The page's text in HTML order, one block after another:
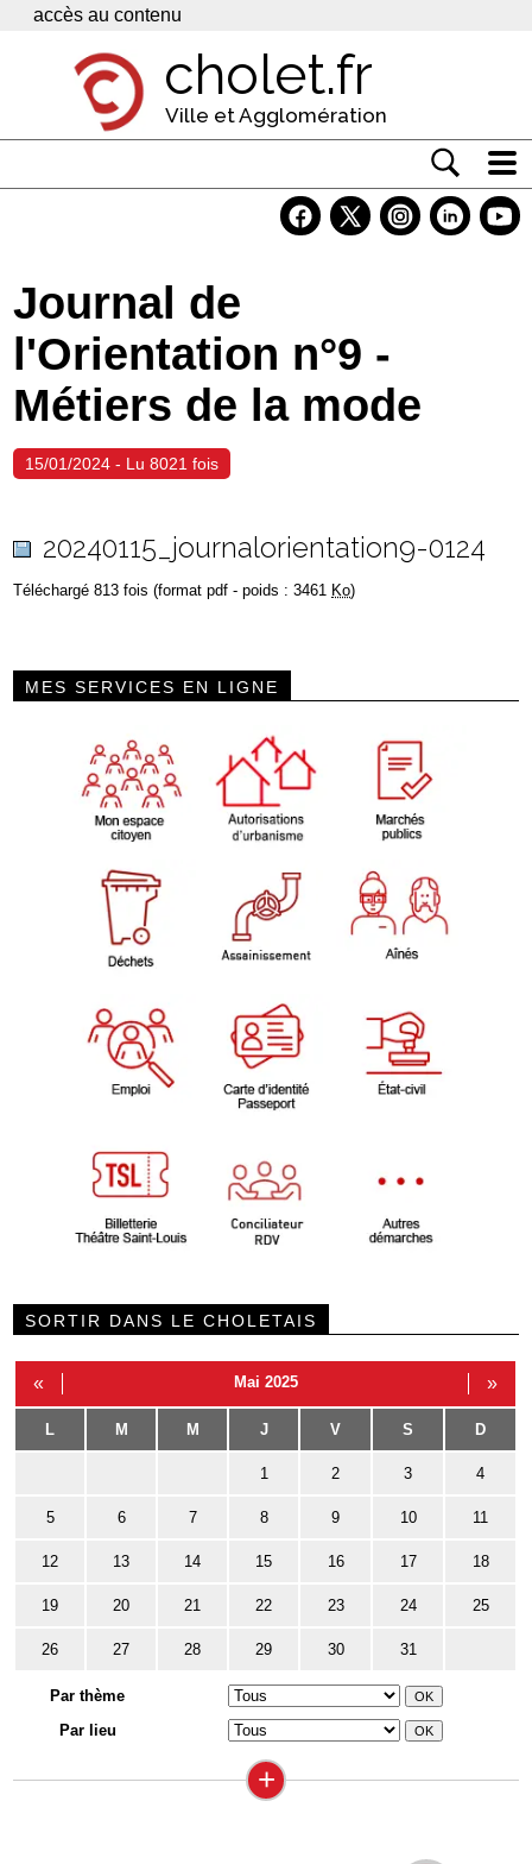
Panneau de gestion des cookies
accès au contenu
cholet.fr
Ville et Agglomération
Economie
Services
Contacts
Journal de
l'Orientation n°9 -
Métiers de la mode
15/01/2024 - Lu 8021 fois
20240115_journalorientation9-0124
Téléchargé 813 fois (format pdf - poids : 3461 Ko)
MES SERVICES EN LIGNE
SORTIR DANS LE CHOLETAIS
« Mai 2025 »
L M M J V S D
1 2 3 4
5 6 7 8 9 10 11
12 13 14 15 16 17 18
19 20 21 22 23 24 25
26 27 28 29 30 31
Par thème
Par lieu
+